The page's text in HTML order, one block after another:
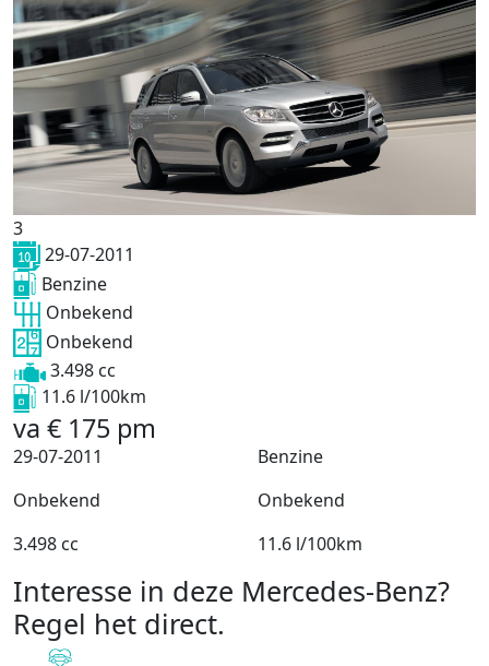
3
29-07-2011
Benzine
Onbekend
Onbekend
3.498 cc
11.6 l/100km
va € 175 pm
29-07-2011
Benzine
Onbekend
Onbekend
3.498 cc
11.6 l/100km
Interesse in deze Mercedes-Benz?
Regel het direct.